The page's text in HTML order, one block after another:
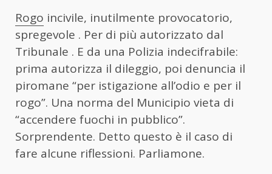
Rogo incivile, inutilmente provocatorio,
spregevole . Per di più autorizzato dal
Tribunale . E da una Polizia indecifrabile:
prima autorizza il dileggio, poi denuncia il
piromane “per istigazione all’odio e per il
rogo”. Una norma del Municipio vieta di
“accendere fuochi in pubblico”.
Sorprendente. Detto questo è il caso di
fare alcune riflessioni. Parliamone.